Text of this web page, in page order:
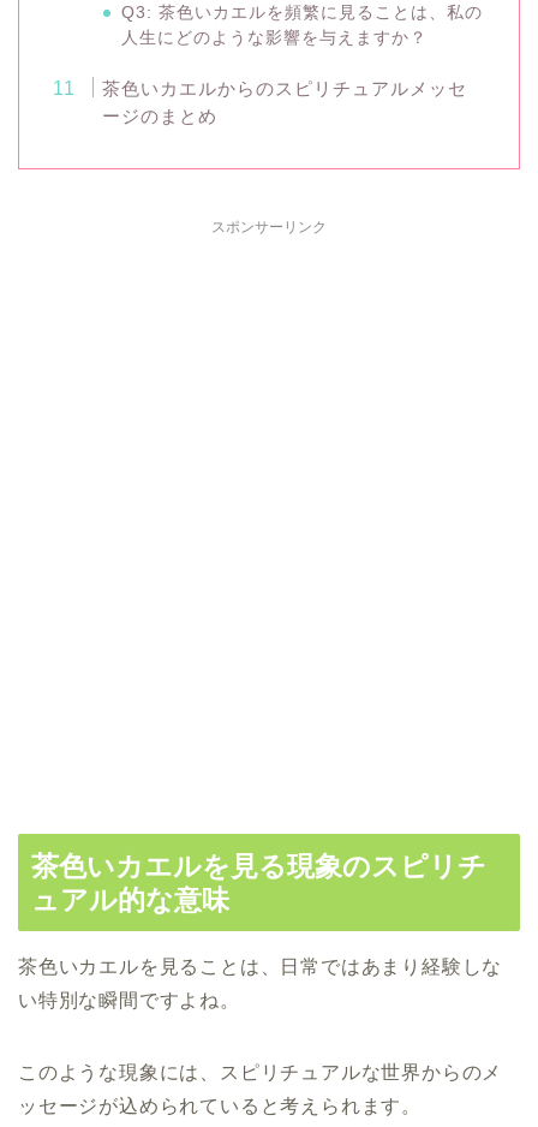
Q3: 茶色いカエルを頻繁に見ることは、私の
人生にどのような影響を与えますか？
茶色いカエルからのスピリチュアルメッセ
ージのまとめ
スポンサーリンク
茶色いカエルを見る現象のスピリチ
ュアル的な意味
茶色いカエルを見ることは、日常ではあまり経験しな
い特別な瞬間ですよね。
このような現象には、スピリチュアルな世界からのメ
ッセージが込められていると考えられます。